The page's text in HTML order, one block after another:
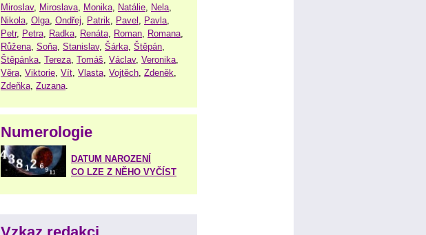
Miroslav, Miroslava Monika Natálie Nela
Nikola Olga Ondřej Patrik Pavel Pavla
Petr, Petra Radka Renáta Roman Romana
Růžena Soňa Stanislav, Šárka Štěpán
Štěpánka Tereza Tomáš Václav, Veronika
Věra Viktorie Vít Vlasta Vojtěch Zdeněk
Zdeňka Zuzana
Numerologie
DATUM NAROZENÍ
CO LZE Z NĚHO VYČÍST